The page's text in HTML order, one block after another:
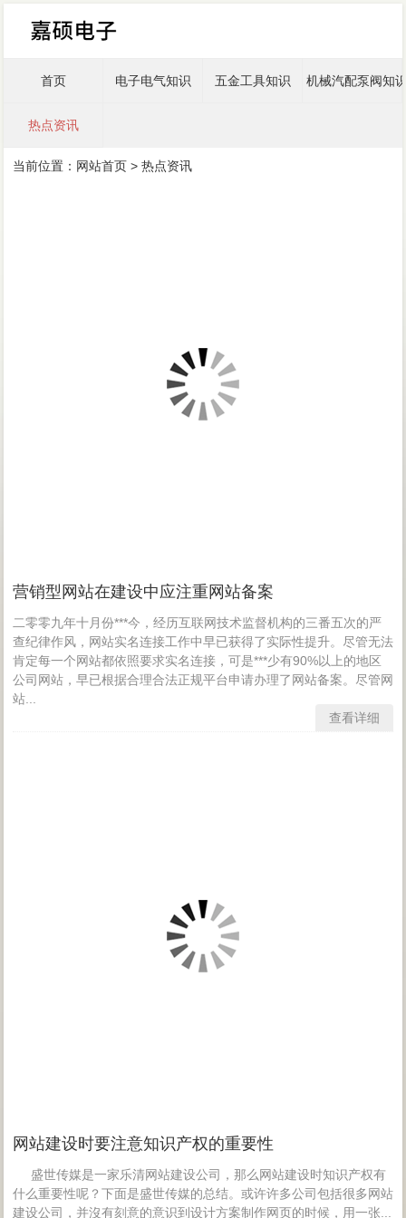
首页 电子电气知识 五金工具知识 机械汽配泵阀知
热点资讯
当前位置： 网站首页 > 热点资讯
营销型网站在建设中应注重网站备案
二零零九年十月份***今，经历互联网技术监督机构的三番五次的严
查纪律作风，网站实名连接工作中早已获得了实际性提升。尽管无法
肯定每一个网站都依照要求实名连接，可是***少有90%以上的地区
公司网站，早已根据合理合法正规平台申请办理了网站备案。尽管网
站...
查看详细
网站建设时要注意知识产权的重要性
盛世传媒是一家乐清网站建设公司，那么网站建设时知识产权有
什么重要性呢？下面是盛世传媒的总结。或许许多公司包括很多网站
建设公司，并沒有刻意的意识到设计方案制作网页的时候，用一张...